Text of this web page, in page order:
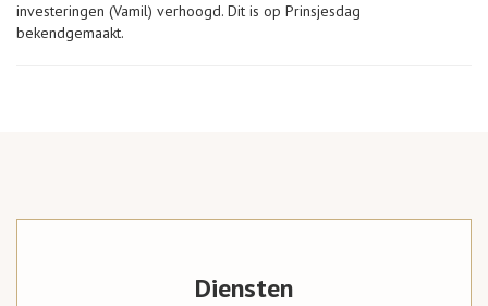
investeringen (Vamil) verhoogd. Dit is op Prinsjesdag
bekendgemaakt.
Diensten